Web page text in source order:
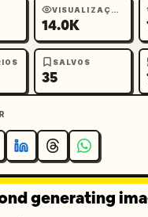
VISUALIZAÇÕES
14.0K
SALVOS
35
generating